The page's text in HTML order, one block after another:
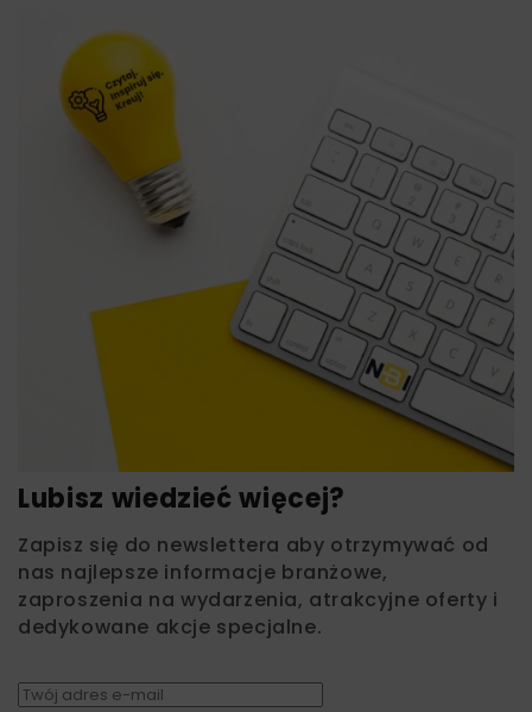
Lubisz wiedzieć więcej?
Zapisz się do newslettera aby otrzymywać od
nas najlepsze informacje branżowe,
zaproszenia na wydarzenia, atrakcyjne oferty i
dedykowane akcje specjalne.